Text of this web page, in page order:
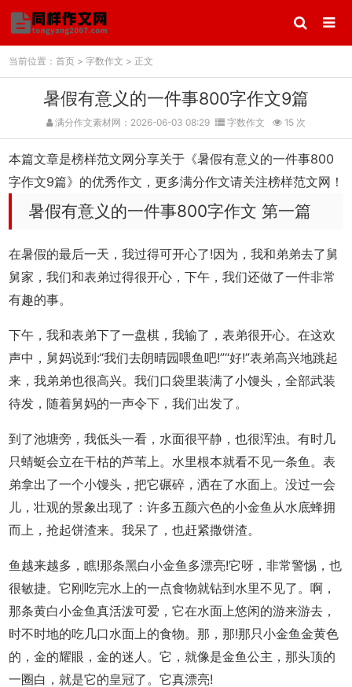
当前位置： 首页> 字数作文 > 正文
暑假有意义的一件事800字作文9篇
满分作文素材网：2026-06-03 08:29 字数作文 15 次
本篇文章是榜样范文网分享关于《暑假有意义的一件事800
字作文9篇》的优秀作文，更多满分作文请关注榜样范文网！
暑假有意义的一件事800字作文 第一篇
在暑假的最后一天，我过得可开心了!因为，我和弟弟去了舅
舅家，我们和表弟过得很开心，下午，我们还做了一件非常
有趣的事。
下午，我和表弟下了一盘棋，我输了，表弟很开心。在这欢
声中，舅妈说到:“我们去朗晴园喂鱼吧!”“好!”表弟高兴地跳起
来，我弟弟也很高兴。我们口袋里装满了小馒头，全部武装
待发，随着舅妈的一声令下，我们出发了。
到了池塘旁，我低头一看，水面很平静，也很浑浊。有时几
只蜻蜓会立在干枯的芦苇上。水里根本就看不见一条鱼。表
弟拿出了一个小馒头，把它碾碎，洒在了水面上。没过一会
儿，壮观的景象出现了：许多五颜六色的小金鱼从水底蜂拥
而上，抢起饼渣来。我呆了，也赶紧撒饼渣。
鱼越来越多，瞧!那条黑白小金鱼多漂亮!它呀，非常警惕，也
很敏捷。它刚吃完水上的一点食物就钻到水里不见了。啊，
那条黄白小金鱼真活泼可爱，它在水面上悠闲的游来游去，
时不时地的吃几口水面上的食物。那，那!那只小金鱼金黄色
的，金的耀眼，金的迷人。它，就像是金鱼公主，那头顶的
一圈白，就是它的皇冠了。它真漂亮!